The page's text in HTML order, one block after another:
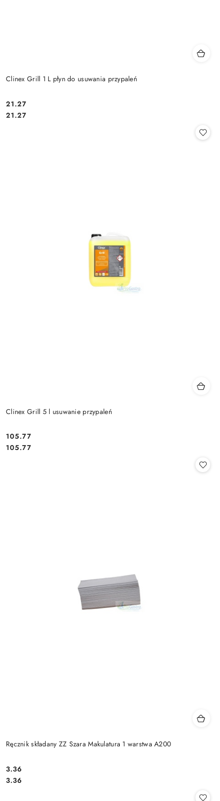
Clinex Grill 1 L płyn do usuwania przypaleń
Cena:
21.27
Cena:
21.27
Clinex Grill 5 l usuwanie przypaleń
Cena:
105.77
Cena:
105.77
Ręcznik składany ZZ Szara Makulatura 1 warstwa A200
Cena:
3.36
Cena:
3.36